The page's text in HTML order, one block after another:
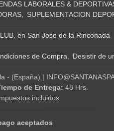
LABORALES &
SUPLEMENTACION
en San Jose de la Rinconada
de Compra Desistir de
- (España) |
de Entrega:48 Hrs.
incluidos
aceptados